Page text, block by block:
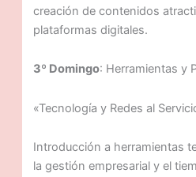
creación de contenidos
plataformas digitales.
3º Domingo: Herramientas y
«Tecnología y Redes al
Introducción a herramientas
la gestión empresarial y el